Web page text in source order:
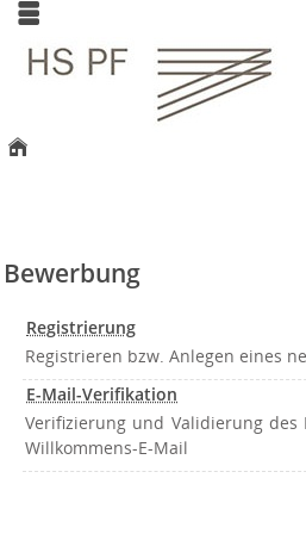
Bewerbung
Registrierung
Registrieren bzw. Anlegen eines
E-Mail-Verifikation
Verifizierung und Validierung des
Willkommens-E-Mail